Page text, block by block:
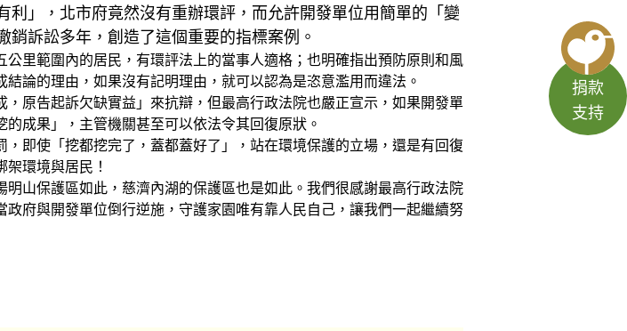
捐款
支持
」，北市府竟然沒有重辦環評，而允許開發單位用簡單的「變
訴訟多年，創造了這個重要的指標案例。
里範圍內的居民，有環評法上的當事人適格；也明確指出預防原則和風
論的理由，如果沒有記明理由，就可以認為是恣意濫用而違法。
原告起訴欠缺實益」來抗辯，但最高行政法院也嚴正宣示，如果開發單
成果」，主管機關甚至可以依法令其回復原狀。
即使「挖都挖完了，蓋都蓋好了」，站在環境保護的立場，還是有回復
環境與居民！
山保護區如此，慈濟內湖的保護區也是如此。我們很感謝最高行政法院
府與開發單位倒行逆施，守護家園唯有靠人民自己，讓我們一起繼續努